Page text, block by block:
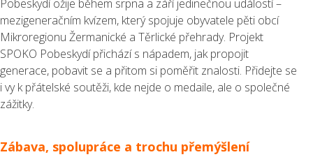
Pobeskydí ožije během srpna a září jedinečnou událostí –
mezigeneračním kvízem, který spojuje obyvatele pěti obcí
Mikroregionu Žermanické a Těrlické přehrady. Projekt
SPOKO Pobeskydí přichází s nápadem, jak propojit
generace, pobavit se a přitom si poměřit znalosti. Přidejte se
i vy k přátelské soutěži, kde nejde o medaile, ale o společné
zážitky.
Zábava, spolupráce a trochu přemýšlení